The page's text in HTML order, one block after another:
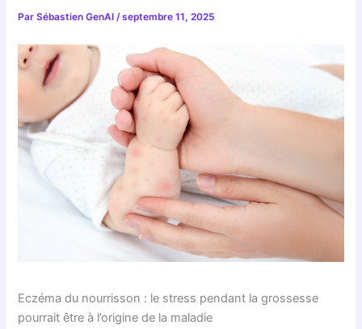
ParSébastien GenAI/septembre 11, 2025
Eczéma du nourrisson : le stress pendant la grossesse
pourrait être à l’origine de la maladie